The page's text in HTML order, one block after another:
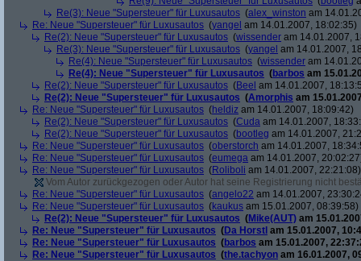
Re(3): Neue "Supersteuer" für Luxusautos (alex_winston am
Re: Neue "Supersteuer" für Luxusautos (yangel am 14.01.2007, 18:02:35)
Re(2): Neue "Supersteuer" für Luxusautos (wissender am 14.01.2007,
Re(3): Neue "Supersteuer" für Luxusautos (yangel am 14.01.2007,
Re(4): Neue "Supersteuer" für Luxusautos (wissender am
Re(4): Neue "Supersteuer" für Luxusautos (barbos am
Re(2): Neue "Supersteuer" für Luxusautos (Beel am 14.01.2007,
Re(2): Neue "Supersteuer" für Luxusautos (Amorphis am
Re: Neue "Supersteuer" für Luxusautos (heldiz am 14.01.2007, 18:09:42)
Re(2): Neue "Supersteuer" für Luxusautos (Cuda am 14.01.2007,
Re(2): Neue "Supersteuer" für Luxusautos (bootleg am 14.01.2007,
Re: Neue "Supersteuer" für Luxusautos (oberstorch am 14.01.2007,
Re: Neue "Supersteuer" für Luxusautos (eumega am 14.01.2007,
Re: Neue "Supersteuer" für Luxusautos (Roliboli am 14.01.2007, 22:21:08)
Vom Autor zurückgezogen oder Autor hat seine Registrierung nicht
Re: Neue "Supersteuer" für Luxusautos (angelo22 am 14.01.2007,
Re: Neue "Supersteuer" für Luxusautos (kaukus am 15.01.2007, 08:39:58)
Re(2): Neue "Supersteuer" für Luxusautos (Mike(AUT) am
Re: Neue "Supersteuer" für Luxusautos (Da Horstl am 15.01.2007,
Re: Neue "Supersteuer" für Luxusautos (barbos am 15.01.2007,
Re: Neue "Supersteuer" für Luxusautos (the.tachyon am 16.01.2007,